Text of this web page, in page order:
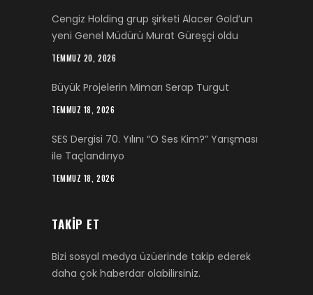
Cengiz Holding grup şirketi Alacer Gold’un
yeni Genel Müdürü Murat Güreşçi oldu
TEMMUZ 20, 2026
Büyük Projelerin Mimarı Serap Turgut
TEMMUZ 18, 2026
SES Dergisi 70. Yılını “O Ses Kim?” Yarışması
ile Taçlandırıyo
TEMMUZ 18, 2026
TAKIP ET
Bizi sosyal medya üzüerinde takip ederek
daha çok haberdar olabilirsiniz.